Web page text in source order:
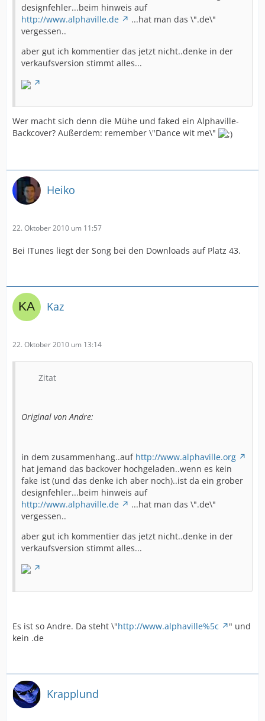
designfehler...beim hinweis auf
http://www.alphaville.de
...hat man das \".de\"
vergessen..
aber gut ich kommentier das jetzt nicht..denke in der
verkaufsversion stimmt alles...
Wer macht sich denn die Mühe und faked ein Alphaville-
Backcover? Außerdem: remember \"Dance wit me\"
Heiko
22. Oktober 2010 um 11:57
Bei ITunes liegt der Song bei den Downloads auf Platz 43.
Kaz
22. Oktober 2010 um 13:14
Zitat
Original von Andre:
in dem zusammenhang..auf http://www.alphaville.org
hat jemand das backover hochgeladen..wenn es kein
fake ist (und das denke ich aber noch)..ist da ein grober
designfehler...beim hinweis auf
http://www.alphaville.de
...hat man das \".de\"
vergessen..
aber gut ich kommentier das jetzt nicht..denke in der
verkaufsversion stimmt alles...
Es ist so Andre. Da steht \"http://www.alphaville%5c
" und
kein .de
Krapplund